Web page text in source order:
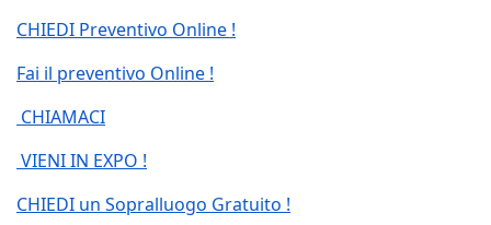
CHIEDI Preventivo Online !
Fai il preventivo Online !
CHIAMACI
VIENI IN EXPO !
CHIEDI un Sopralluogo Gratuito !